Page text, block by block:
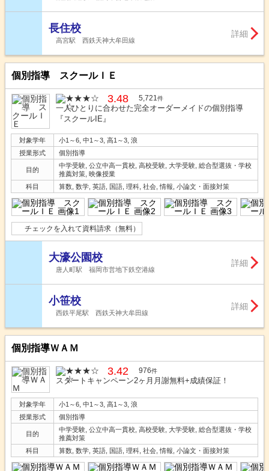
長住校
高宮駅 西鉄天神大牟田線
詳細
個別指導 スクールＩＥ
3.48 5,721件
一人ひとりに合わせた完全オーダーメイドの個別指導
『スクールIE』
対象学年
小1～6, 中1～3, 高1～3, 浪
授業形式
個別指導
目的
中学受験, 公立中高一貫校, 高校受験, 大学受験, 総合型選抜・学校
推薦対策, 映像授業
科目
算数, 数学, 英語, 国語, 理科, 社会, 情報, 小論文・面接対策
チェックを入れて資料請求（無料）
大濠公園校
唐人町駅 福岡市営地下鉄空港線
詳細
小笹校
西鉄平尾駅 西鉄天神大牟田線
詳細
個別指導ＷＡＭ
3.42 976件
スタートキャンペーン2ヶ月月謝無料+成績保証！
対象学年
小1～6, 中1～3, 高1～3, 浪
授業形式
個別指導
目的
中学受験, 公立中高一貫校, 高校受験, 大学受験, 総合型選抜・学校
推薦対策
科目
算数, 数学, 英語, 国語, 理科, 社会, 情報, 小論文・面接対策